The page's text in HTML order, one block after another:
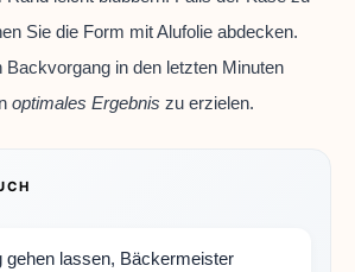
Sie die Form mit Alufolie abdecken.
Backvorgang in den letzten Minuten
optimales Ergebnis zu erzielen.
gehen lassen, Bäckermeister